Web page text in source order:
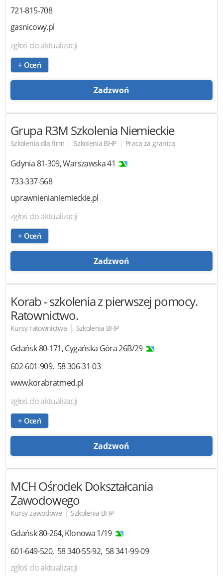
721-815-708
gasnicowy.pl
zgłoś do aktualizacji
+ Oceń
Zadzwoń
Grupa R3M Szkolenia Niemieckie
Szkolenia dla firm | Szkolenia BHP | Praca za granicą
Gdynia81-309,Warszawska 41
733-337-568
uprawnienianiemieckie.pl
zgłoś do aktualizacji
+ Oceń
Zadzwoń
Korab- szkolenia z pierwszej pomocy.
Ratownictwo.
Kursy ratownictwa | Szkolenia BHP
Gdańsk80-171,Cygańska Góra 26B/29
602-601-909 58 306-31-03
www.korabratmed.pl
zgłoś do aktualizacji
+ Oceń
Zadzwoń
MCH Ośrodek Dokształcania
Zawodowego
Kursy zawodowe | Szkolenia BHP
Gdańsk80-264,Klonowa 1/19
601-649-520 58 340-55-92 58 341-99-09
zgłoś do aktualizacji